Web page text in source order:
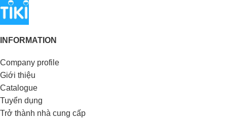
INFORMATION
Company profile
Giới thiệu
Catalogue
Tuyển dụng
Trở thành nhà cung cấp